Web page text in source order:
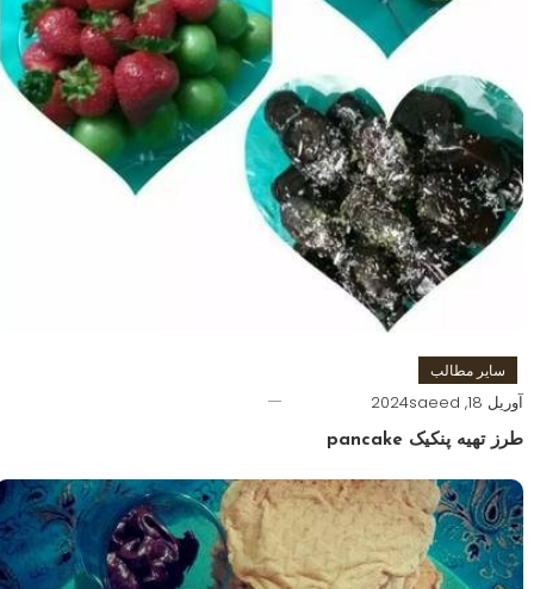
سایر مطالب
آوریل 18, 2024 saeed
طرز تهیه پنکیک pancake